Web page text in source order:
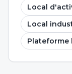
Local
Local
Plateforme